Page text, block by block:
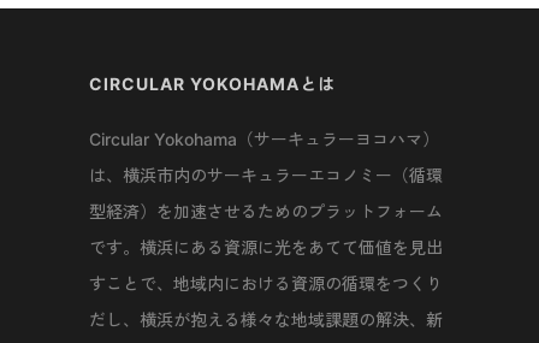
CIRCULAR YOKOHAMAとは
Circular Yokohama（サーキュラーヨコハマ）
は、横浜市内のサーキュラーエコノミー（循環
型経済）を加速させるためのプラットフォーム
です。横浜にある資源に光をあてて価値を見出
すことで、地域内における資源の循環をつくり
だし、横浜が抱える様々な地域課題の解決、新